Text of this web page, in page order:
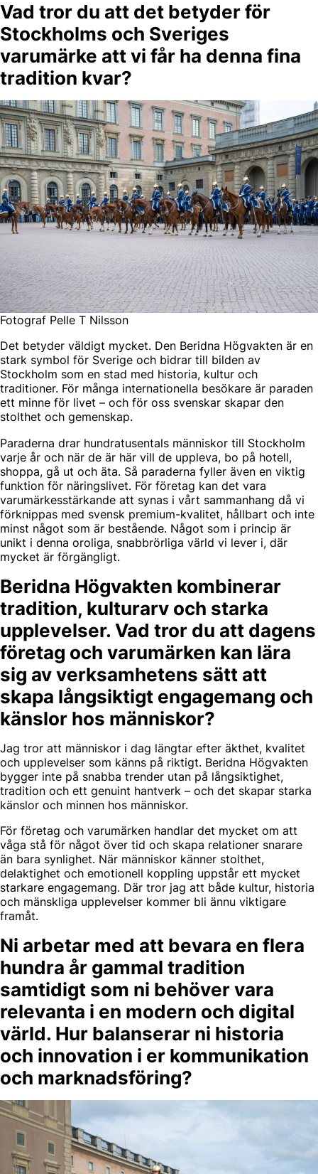
Vad tror du att det betyder för
Stockholms och Sveriges
varumärke att vi får ha denna fina
tradition kvar?
Fotograf Pelle T Nilsson
Det betyder väldigt mycket. Den Beridna Högvakten är en
stark symbol för Sverige och bidrar till bilden av
Stockholm som en stad med historia, kultur och
traditioner. För många internationella besökare är paraden
ett minne för livet – och för oss svenskar skapar den
stolthet och gemenskap.
Paraderna drar hundratusentals människor till Stockholm
varje år och när de är här vill de uppleva, bo på hotell,
shoppa, gå ut och äta. Så paraderna fyller även en viktig
funktion för näringslivet. För företag kan det vara
varumärkesstärkande att synas i vårt sammanhang då vi
förknippas med svensk premium-kvalitet, hållbart och inte
minst något som är bestående. Något som i princip är
unikt i denna oroliga, snabbrörliga värld vi lever i, där
mycket är förgängligt.
Beridna Högvakten kombinerar
tradition, kulturarv och starka
upplevelser. Vad tror du att dagens
företag och varumärken kan lära
sig av verksamhetens sätt att
skapa långsiktigt engagemang och
känslor hos människor?
Jag tror att människor i dag längtar efter äkthet, kvalitet
och upplevelser som känns på riktigt. Beridna Högvakten
bygger inte på snabba trender utan på långsiktighet,
tradition och ett genuint hantverk – och det skapar starka
känslor och minnen hos människor.
För företag och varumärken handlar det mycket om att
våga stå för något över tid och skapa relationer snarare
än bara synlighet. När människor känner stolthet,
delaktighet och emotionell koppling uppstår ett mycket
starkare engagemang. Där tror jag att både kultur, historia
och mänskliga upplevelser kommer bli ännu viktigare
framåt.
Ni arbetar med att bevara en flera
hundra år gammal tradition
samtidigt som ni behöver vara
relevanta i en modern och digital
värld. Hur balanserar ni historia
och innovation i er kommunikation
och marknadsföring?